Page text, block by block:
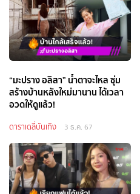
“มะปราง อลิสา” น้ำตาจะไหล ซุ่ม
สร้างบ้านหลังใหม่มานาน ได้เวลา
อวดให้ดูแล้ว!
ดาราเดลี่บันเทิง 3 ธ.ค. 67